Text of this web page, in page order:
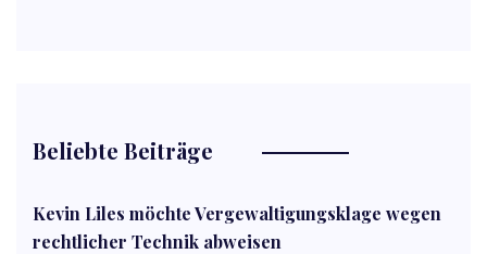
Beliebte Beiträge
Kevin Liles möchte Vergewaltigungsklage wegen
rechtlicher Technik abweisen